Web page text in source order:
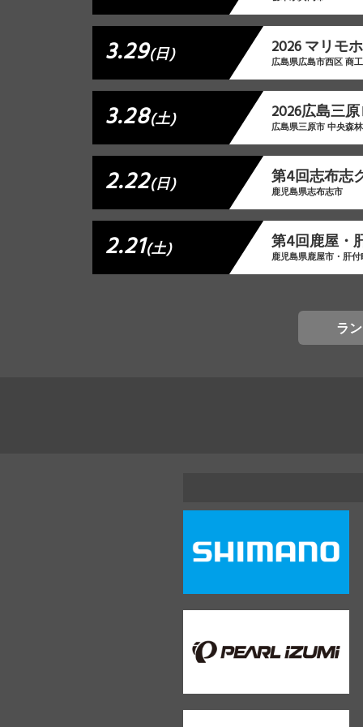
3.29(日) 2026 マリモ
広島県広島市西区 商
3.28(土) 2026広島三
広島県三原市 中央森
2.22(日) 第4回志布志
鹿児島県志布志市
2.21(土) 第4回鹿屋・
鹿児島県鹿屋市・肝
ラ